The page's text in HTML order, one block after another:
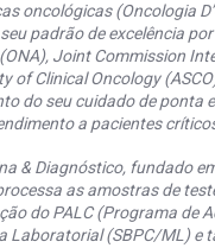
oncológicas (Oncologia
padrão de excelência
Joint Commission
of Clinical Oncology
do seu cuidado de ponta
a pacientes
& Diagnóstico, fundado
as amostras de
do PALC (Programa de
Laboratorial (SBPC/ML) e